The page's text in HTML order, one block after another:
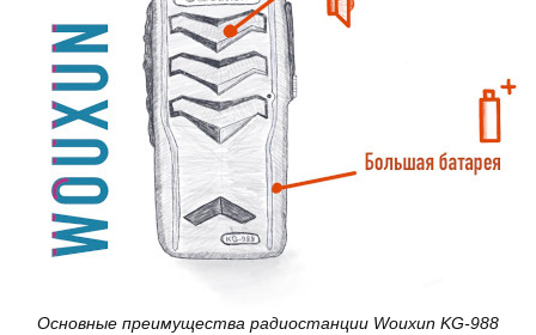
Основные преимущества радиостанции Wouxun KG-988